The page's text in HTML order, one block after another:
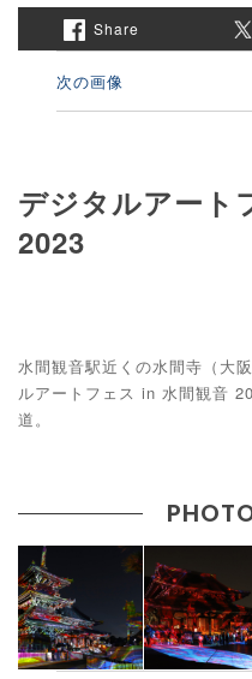
Share
次の画像
デジタルアート
2023
水間観音駅近くの水間寺（大
ルアートフェス in 水間観音
道。